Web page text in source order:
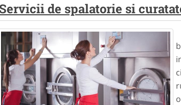
Servicii de spalatorie si